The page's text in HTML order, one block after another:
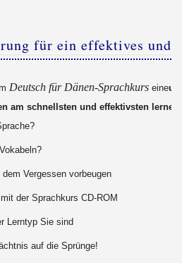
für ein effektives und
Deutsch für Dänen-Sprachkurseine
am schnellsten und effektivsten lernen
Vergessen vorbeugen
der Sprachkurs CD-ROM
Lerntyp Sie sind
auf die Sprünge!